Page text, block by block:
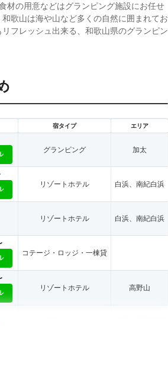
材の用意などはグランピング施設にお任せ
歌山は海や山など多くの自然に囲まれてお
フレッシュ出来る、和歌山県のグランピン
宿タイプ エリア
グランピング 加太
リゾートホテル 白浜、南紀白浜
リゾートホテル 白浜、南紀白浜
コテージ・ロッジ・一棟貸
リゾートホテル 高野山